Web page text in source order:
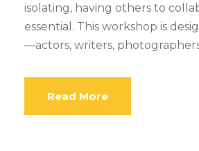
isolating, having others to
essential. This workshop is
—actors, writers,
Read More